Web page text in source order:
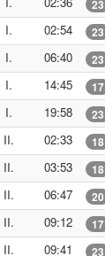
23
I.
02:54 23
I.
06:40 23
I.
14:45 17
I.
19:58 23
II.
02:33 18
II.
03:53 18
II.
06:47 20
II.
09:12 17
II.
09:41 23